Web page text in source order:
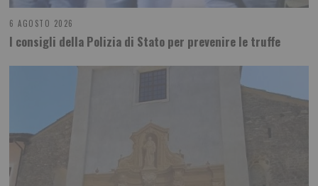
6 AGOSTO 2026
I consigli della Polizia di Stato per prevenire le truffe